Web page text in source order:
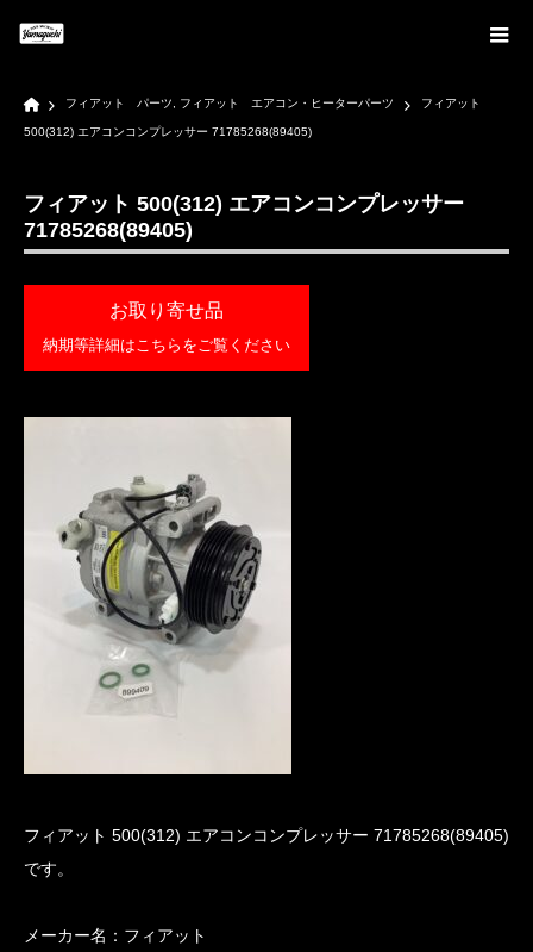
Home
フィアット パーツ フィアット エアコン・ヒーターパーツ フィアット
500(312) エアコンコンプレッサー 71785268(89405)
フィアット 500(312) エアコンコンプレッサー
71785268(89405)
お取り寄せ品
納期等詳細はこちらをご覧ください
フィアット 500(312) エアコンコンプレッサー 71785268(89405)
です。
メーカー名：フィアット